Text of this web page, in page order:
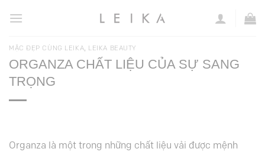
đến
dungMẶC ĐẸP CÙNG LEIKA LEIKA BEAUTY
ORGANZA CHẤT LIỆU CỦA SỰ SANG
TRỌNG
Organza là một trong những chất liệu vải được mệnh